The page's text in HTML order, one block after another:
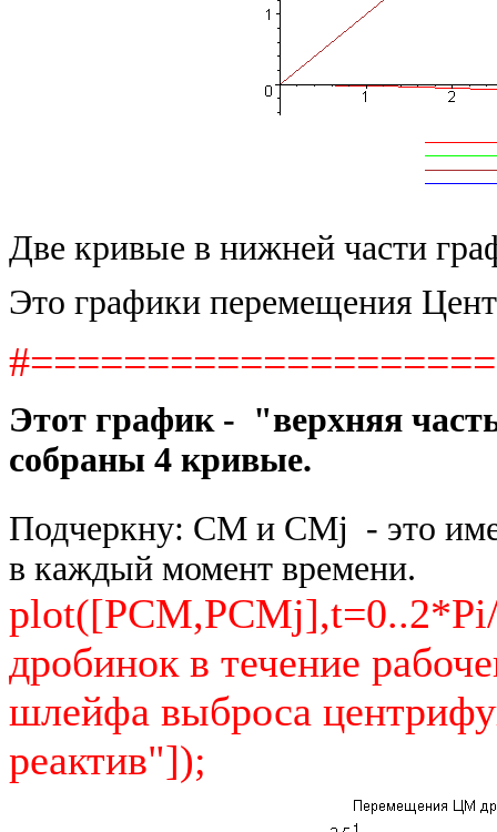
Две кривые в нижней части
Это графики перемещения
Этот график - "верхняя
собраны 4 кривые.
Подчеркну: CM и CMj - это
в каждый момент времени.
дробинок в течение
шлейфа выброса
реактив"]);